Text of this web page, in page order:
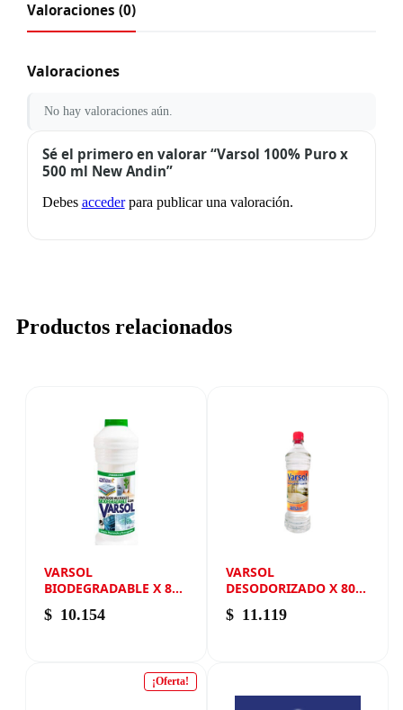
Valoraciones (0)
Valoraciones
No hay valoraciones aún.
Sé el primero en valorar “Varsol 100% Puro x
500 ml New Andin”
Debes accederpara publicar una valoración.
Productos relacionados
VARSOL
BIODEGRADABLE X 800
ML NEW ANDIN
$ 10.154
VARSOL
DESODORIZADO X 800
ML NEW ANDIN
$ 11.119
¡Oferta!